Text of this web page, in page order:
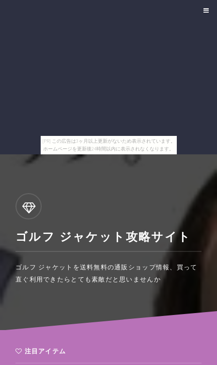
[PR] この広告は3ヶ月以上更新がないため表示されています。
ホームページを更新後24時間以内に表示されなくなります。
ゴルフ ジャケット攻略サイト
ゴルフ ジャケットを送料無料の通販ショップ情報、買って
直ぐ利用できたらとても素敵だと思いませんか
注目アイテム